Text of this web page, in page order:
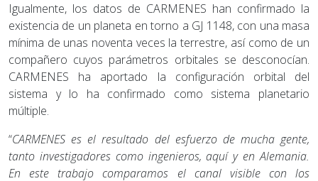
Igualmente, los datos de CARMENES han confirmado la
existencia de un planeta en torno a GJ 1148, con una masa
mínima de unas noventa veces la terrestre, así como de un
compañero cuyos parámetros orbitales se desconocían.
CARMENES ha aportado la configuración orbital del
sistema y lo ha confirmado como sistema planetario
múltiple.
“CARMENES es el resultado del esfuerzo de mucha gente,
tanto investigadores como ingenieros, aquí y en Alemania.
En este trabajo comparamos el canal visible con los